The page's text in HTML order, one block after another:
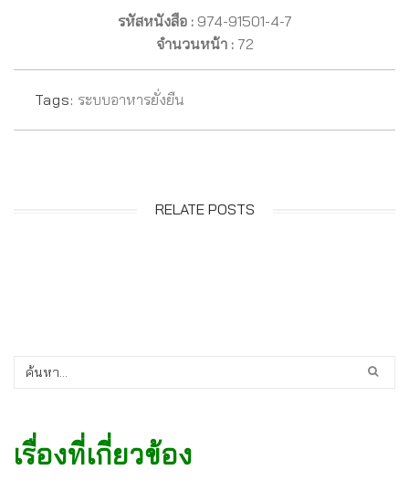
รหัสหนังสือ :974-91501-4-7
จำนวนหน้า :72
Tags: ระบบอาหารยั่งยืน
RELATE POSTS
เรื่องที่เกี่ยวข้อง